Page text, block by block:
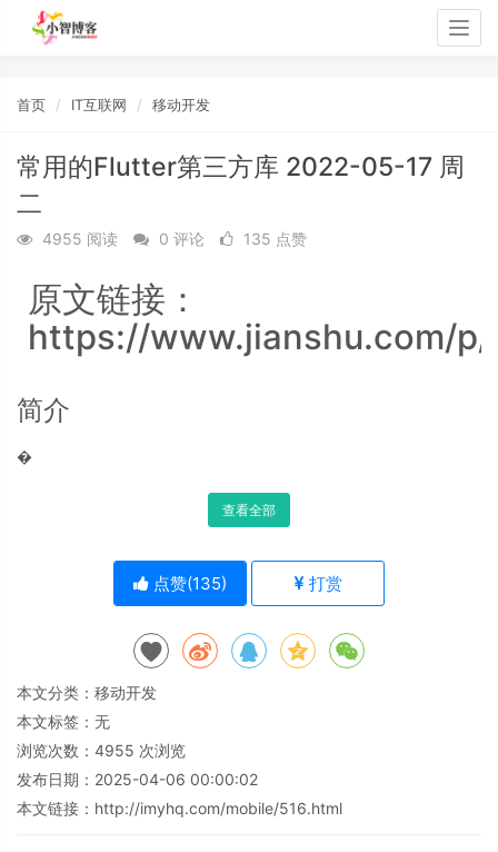
首页 IT互联网 移动开发
常用的Flutter第三方库 2022-05-17 周
二
4955 阅读 0 评论 135 点赞
原文链接：
https://www.jianshu.com/
简介
�
查看全部
点赞(135) 打赏
本文分类： 移动开发
本文标签：无
浏览次数： 4955 次浏览
发布日期：2025-04-06 00:00:02
本文链接： http://imyhq.com/mobile/516.html